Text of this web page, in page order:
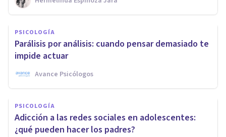
PSICOLOGÍA
Parálisis por análisis: cuando pensar demasiado te
impide actuar
Avance Psicólogos
PSICOLOGÍA
Adicción a las redes sociales en adolescentes:
¿qué pueden hacer los padres?